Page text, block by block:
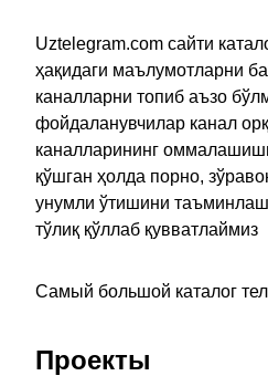
Uztelegram.com сайти
ҳақидаги маълумотларни
каналларни топиб аъзо
фойдаланувчилар канал
каналларининг
қўшган ҳолда порно,
унумли ўтишини
тўлиқ қўллаб қувватлаймиз
Самый большой каталог
Проекты